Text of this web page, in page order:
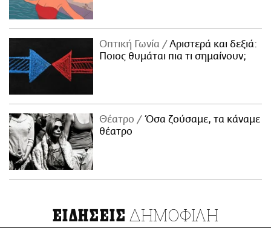
Οπτική Γωνία
Αριστερά και δεξιά:
Ποιος θυμάται πια τι σημαίνουν;
Θέατρο
Όσα ζούσαμε, τα κάναμε
θέατρο
ΕΙΔΗΣΕΙΣ ΔΗΜΟΦΙΛΗ